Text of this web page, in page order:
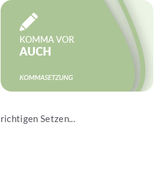
Jetzt lesen
richtigen Setzen...